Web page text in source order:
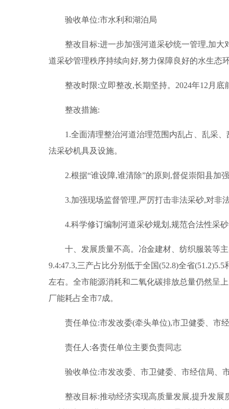
验收单位:市水利和湖泊局
整改目标:进一步加强河道采砂统一管理,加
道采砂管理秩序持续向好,努力保障良好的水生态
整改时限:立即整改,长期坚持。2024年12月底
整改措施:
1.全面清理整治河道治理范围内乱占、乱采
法采砂机具及设施。
2.根据“谁设障,谁清除”的原则,督促崇阳县加
3.加强现场监督管理,严厉打击非法采砂,对非
4.科学修订编制河道采砂规划,规范合法性采
十、发展质量不高。冶金建材、纺织服装等
9.4:47.3,三产占比分别低于全国(52.8)全省
左右。全市能源消耗和二氧化碳排放总量仍然呈
厂能耗占全市7成。
责任单位:市发改委(牵头单位),市卫健委、市
责任人:各责任单位主要负责同志
验收单位:市发改委、市卫健委、市经信局、
整改目标:推动经济实现高质量发展,提升发